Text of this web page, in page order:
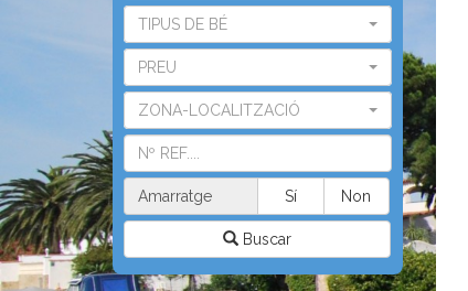
TIPUS DE BÉ
PREU
ZONA-LOCALITZACIÓ
Amarratge Sí Non
Buscar